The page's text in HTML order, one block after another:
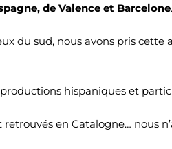
de Valence et Barcelone.
du sud, nous avons pris
hispaniques et
en Catalogne… nous